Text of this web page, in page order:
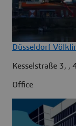
Düsseldorf
Kesselstraße 3, ,
Office